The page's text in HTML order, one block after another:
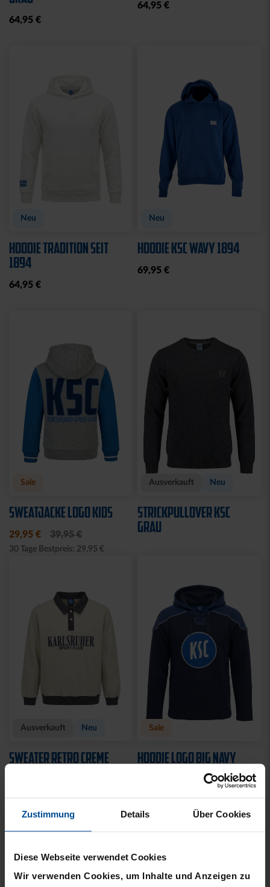
Zustimmung Details Über Cookies
Diese Webseite verwendet Cookies
Wir verwenden Cookies, um Inhalte und Anzeigen zu
64,95 €
64,95 €
Neu
HOODIE TRADITION SEIT
1894
64,95 €
Neu
HOODIE KSC WAVY 1894
69,95 €
Sale
SWEATJACKE LOGO KIDS
29,95 € 39,95 €
30 Tage Bestpreis: 29,95 €
Ausverkauft Neu
STRICKPULLOVER KSC
GRAU
Ausverkauft Neu
SWEATER RETRO CREME
Sale
HOODIE LOGO BIG NAVY
30 Tage Bestpreis: 30,00 €